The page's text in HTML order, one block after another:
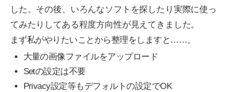
した。その後、いろんなソフトを探したり実際に使っ
てみたりしてある程度方向性が見えてきました。
まず私がやりたいことから整理をしますと……。
大量の画像ファイルをアップロード
Setの設定は不要
Privacy設定等もデフォルトの設定でOK